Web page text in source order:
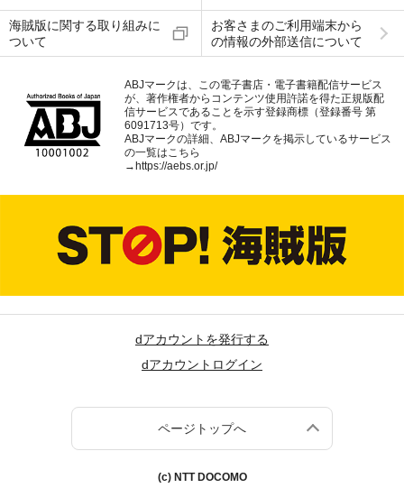
海賊版に関する取り組みに
ついて
お客さまのご利用端末から
の情報の外部送信について
ABJマークは、この電子書店・電子書籍配信サービス
が、著作権者からコンテンツ使用許諾を得た正規版配
信サービスであることを示す登録商標（登録番号 第
6091713号）です。
ABJマークの詳細、ABJマークを掲示しているサービス
の一覧はこちら
→https://aebs.or.jp/
dアカウントを発行する
dアカウントログイン
ページトップへ
(c) NTT DOCOMO